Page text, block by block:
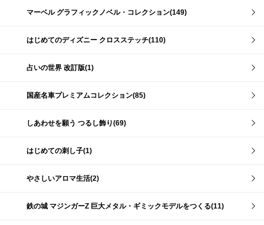
マーベル グラフィックノベル・コレクション(149)
はじめてのディズニー クロスステッチ(110)
占いの世界 改訂版(1)
国産名車プレミアムコレクション(85)
しあわせを願う つるし飾り(69)
はじめての刺し子(1)
やさしいアロマ生活(2)
鉄の城 マジンガーZ 巨大メタル・ギミックモデルをつくる(11)